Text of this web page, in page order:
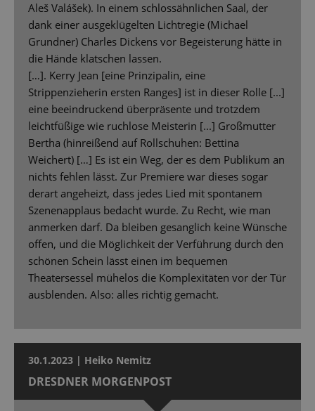
Aleš Valášek). In einem schlossähnlichen Saal, der
dank einer ausgeklügelten Lichtregie (Michael
Grundner) Charles Dickens vor Begeisterung hätte in
die Hände klatschen lassen.
[…]. Kerry Jean [eine Prinzipalin, eine
Strippenzieherin ersten Ranges] ist in dieser Rolle [...]
eine beeindruckend überpräsente und trotzdem
leichtfüßige wie ruchlose Meisterin [...] Großmutter
Bertha (hinreißend auf Rollschuhen: Bettina
Weichert) […] Es ist ein Weg, der es dem Publikum an
nichts fehlen lässt. Zur Premiere war dieses sogar
derart angeheizt, dass jedes Lied mit spontanem
Szenenapplaus bedacht wurde. Zu Recht, wie man
anmerken darf. Da bleiben gesanglich keine Wünsche
offen, und die Möglichkeit der Verführung durch den
schönen Schein lässt einen im bequemen
Theatersessel mühelos die Komplexitäten vor der Tür
ausblenden. Also: alles richtig gemacht.
30.1.2023 | Heiko Nemitz
DRESDNER MORGENPOST